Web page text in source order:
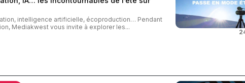
intelligence artificielle, écoproduction… Pendant
Mediakwest vous invite à explorer les...